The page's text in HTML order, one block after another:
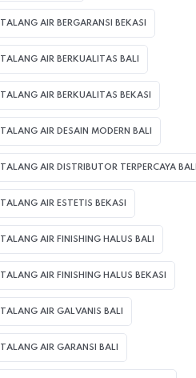
TALANG AIR BERGARANSI BEKASI
TALANG AIR BERKUALITAS BALI
TALANG AIR BERKUALITAS BEKASI
TALANG AIR DESAIN MODERN BALI
TALANG AIR DISTRIBUTOR TERPERCAYA BALI
TALANG AIR ESTETIS BEKASI
TALANG AIR FINISHING HALUS BALI
TALANG AIR FINISHING HALUS BEKASI
TALANG AIR GALVANIS BALI
TALANG AIR GARANSI BALI